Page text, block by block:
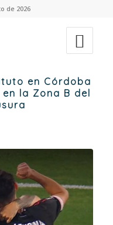
de 2026
en Córdoba
la Zona B del